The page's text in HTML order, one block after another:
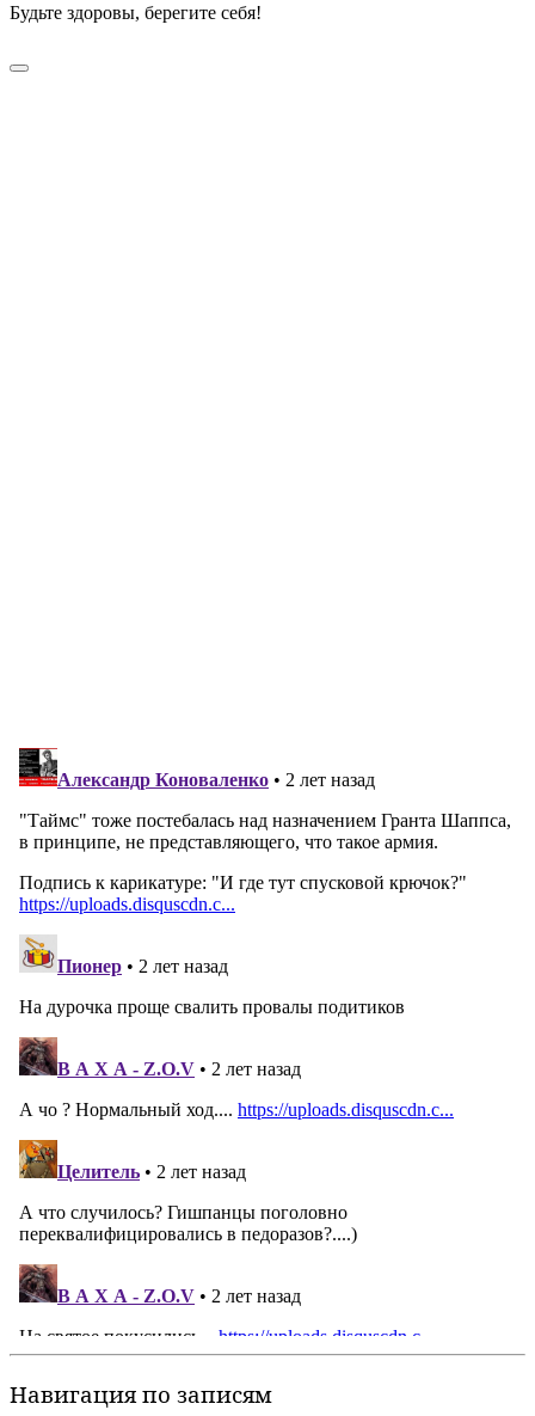
Будьте здоровы, берегите себя!
Навигация по записям